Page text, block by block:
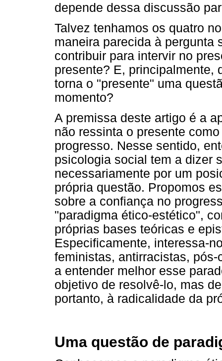
depende dessa discussão
Talvez tenhamos os quatro
maneira parecida à pergunta
contribuir para intervir no
presente? E, principalmente,
torna o "presente" uma
momento?
A premissa deste artigo é a
não ressinta o presente
progresso. Nesse sentido,
psicologia social tem a dizer
necessariamente por um
própria questão. Propomos
sobre a confiança no
"paradigma ético-estético",
próprias bases teóricas e
Especificamente, interessa-
feministas, antirracistas,
a entender melhor esse
objetivo de resolvê-lo, mas
portanto, à radicalidade da
Uma questão de